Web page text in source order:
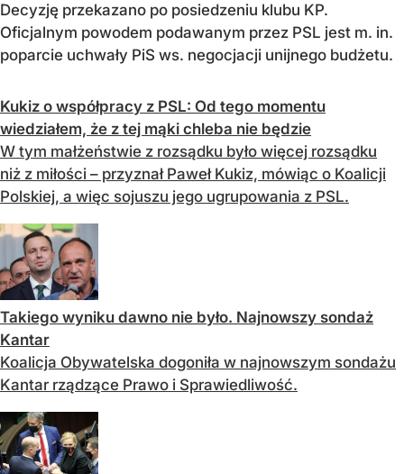
Decyzję przekazano po posiedzeniu klubu KP.
Oficjalnym powodem podawanym przez PSL jest m. in.
poparcie uchwały PiS ws. negocjacji unijnego budżetu.
Kukiz o współpracy z PSL: Od tego momentu
wiedziałem, że z tej mąki chleba nie będzie
W tym małżeństwie z rozsądku było więcej rozsądku
niż z miłości – przyznał Paweł Kukiz, mówiąc o Koalicji
Polskiej, a więc sojuszu jego ugrupowania z PSL.
Takiego wyniku dawno nie było. Najnowszy sondaż
Kantar
Koalicja Obywatelska dogoniła w najnowszym sondażu
Kantar rządzące Prawo i Sprawiedliwość.